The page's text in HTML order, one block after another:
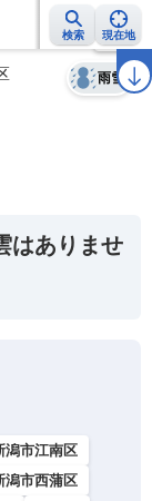
検索 現在地
2週間天気 ラ
雨雪
台風
はありませ
潟市江南区
潟市西蒲区